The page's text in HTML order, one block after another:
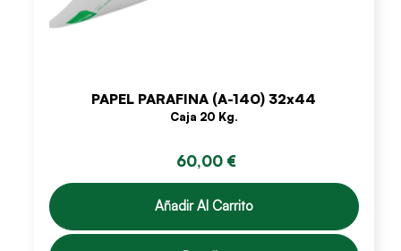
PAPEL PARAFINA (A-140) 32x44
Caja 20 Kg.
60,00 €
Añadir Al Carrito